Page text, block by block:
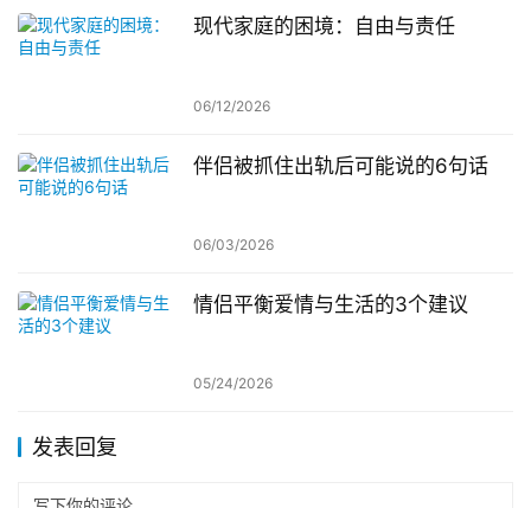
现代家庭的困境：自由与责任
06/12/2026
伴侣被抓住出轨后可能说的6句话
06/03/2026
情侣平衡爱情与生活的3个建议
05/24/2026
发表回复